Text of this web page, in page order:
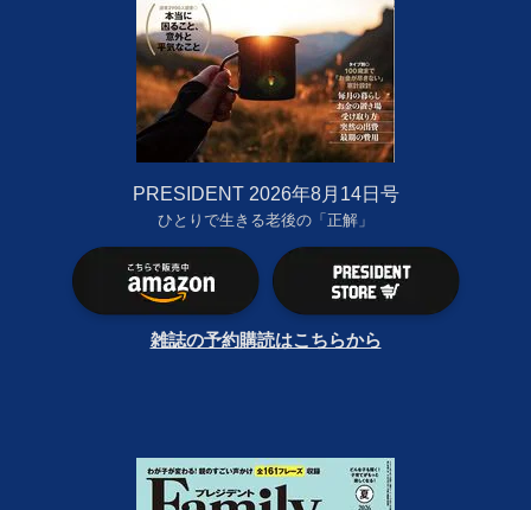
PRESIDENT 2026年8月14日号
ひとりで生きる老後の「正解」
雑誌の予約購読はこちらから